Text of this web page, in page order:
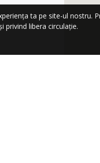
ta pe site-ul
privind libera circulație.